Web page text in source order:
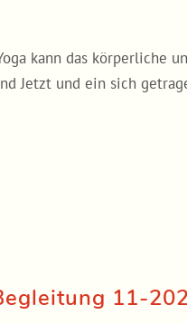
kann das körperliche
Jetzt und ein sich
11-